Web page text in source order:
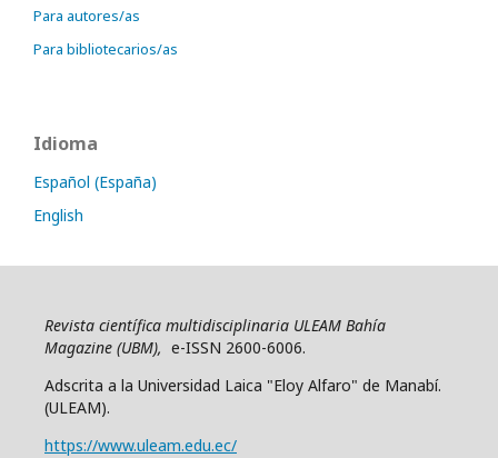
Para autores/as
Para bibliotecarios/as
Idioma
Español (España)
English
Revista científica multidisciplinaria ULEAM Bahía
Magazine (UBM), e-ISSN 2600-6006.
Adscrita a la Universidad Laica "Eloy Alfaro" de Manabí.
(ULEAM).
https://www.uleam.edu.ec/